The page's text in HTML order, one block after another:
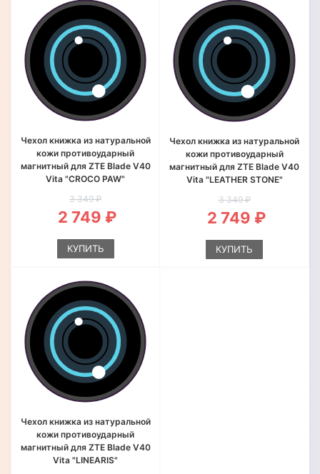
Чехол книжка из натуральной
кожи противоударный
магнитный для ZTE Blade V40
Vita "CROCO PAW"
3 349 ₽
2 749 ₽
КУПИТЬ
Чехол книжка из натуральной
кожи противоударный
магнитный для ZTE Blade V40
Vita "LEATHER STONE"
3 349 ₽
2 749 ₽
КУПИТЬ
Чехол книжка из натуральной
кожи противоударный
магнитный для ZTE Blade V40
Vita "LINEARIS"